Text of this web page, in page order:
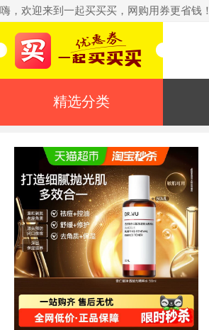
嗨，欢迎来到一起买买买，网购用券更省钱！
精选分类